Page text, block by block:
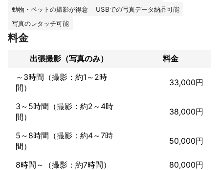
自分も参加してる、
その臨場感を映し出していきます。
また撮影はもちろんの事、
それ以外のご要望にもお応えできるかと思います。
撮影内容によってはお見積金額は若干変わります。
上記ご理解、ご相談の方よろしくお願いいたします。
ご要望やイメージなどございましたらご連絡ください。
また動画撮影、ヘアメイクなどは外注になりますので、
お早めにご相談くださいませ。
クリエイティブ周りの事ならご相談に乗れます。
またデータ便。、USBメモリなどのデータお渡しは可能です。
是非一度ご連絡いただけたら嬉しいです。
よろしくお願いします。
これまでの実績
動物・ペットの撮影が得意
USBでの写真データ納品可能
写真のレタッチ可能
料金
出張撮影（写真のみ）
料金
～3時間（撮影：約1～2時
間）
33,000円
3～5時間（撮影：約2～4時
間）
38,000円
5～8時間（撮影：約4～7時
間）
50,000円
8時間～（撮影：約7時間）
80,000円